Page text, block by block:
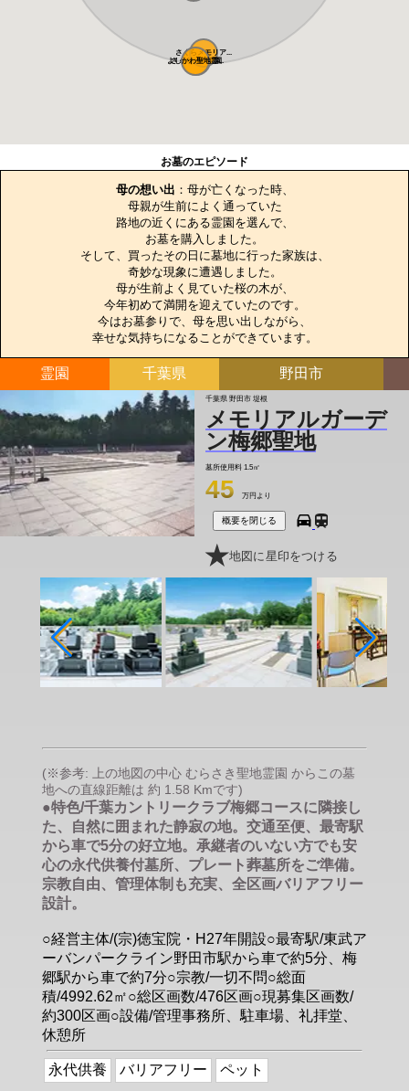
さくら聖地霊園
さくらメモリア...
よしかわ聖地霊...
お墓のエピソード
母の想い出 ：母が亡くなった時、
母親が生前によく通っていた
路地の近くにある霊園を選んで、
お墓を購入しました。
そして、買ったその日に墓地に行った家族は、
奇妙な現象に遭遇しました。
母が生前よく見ていた桜の木が、
今年初めて満開を迎えていたのです。
今はお墓参りで、母を思い出しながら、
幸せな気持ちになることができています。
霊園 千葉県 野田市
千葉県 野田市 堤根
メモリアルガーデ
ン梅郷聖地
墓所使用料 1.5㎡
45 万円より
概要を閉じる
地図に星印をつける
(※参考: 上の地図の中心 むらさき聖地霊園 からこの墓
地への直線距離は 約 1.58 Kmです)
●特色/千葉カントリークラブ梅郷コースに隣接し
た、自然に囲まれた静寂の地。交通至便、最寄駅
から車で5分の好立地。承継者のいない方でも安
心の永代供養付墓所、プレート葬墓所をご準備。
宗教自由、管理体制も充実、全区画バリアフリー
設計。
○経営主体/(宗)徳宝院・H27年開設○最寄駅/東武ア
ーバンパークライン野田市駅から車で約5分、梅
郷駅から車で約7分○宗教/一切不問○総面
積/4992.62㎡○総区画数/476区画○現募集区画数/
約300区画○設備/管理事務所、駐車場、礼拝堂、
休憩所
永代供養 バリアフリー ペット